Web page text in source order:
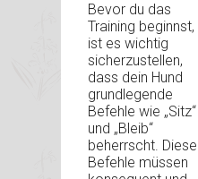
Bevor du das
Training beginnst,
ist es wichtig
sicherzustellen,
dass dein Hund
grundlegende
Befehle wie „Sitz“
und „Bleib“
beherrscht. Diese
Befehle müssen